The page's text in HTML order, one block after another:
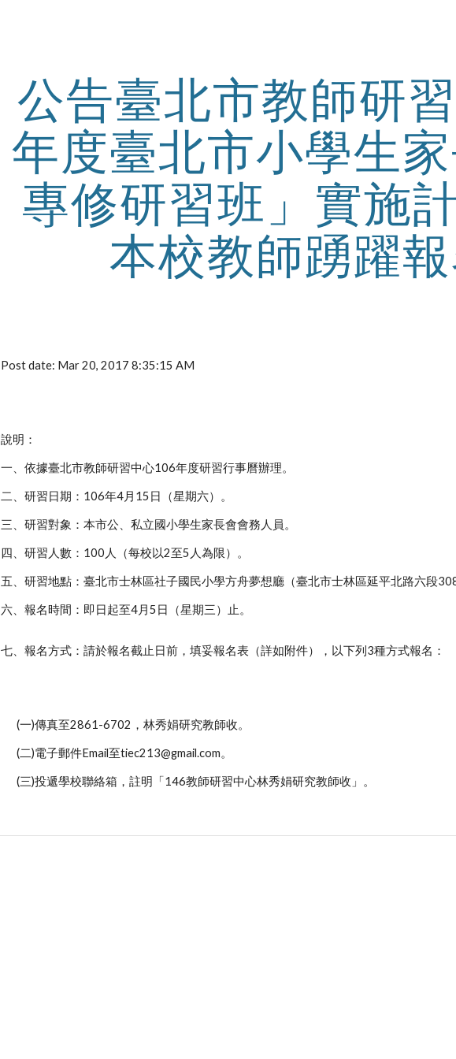
公告臺北市教師研
年度臺北市小學生
專修研習班」實施
本校教師踴躍
Post date: Mar 20, 2017 8:35:15 AM
說明：
一、依據臺北市教師研習中心106年度研習行事曆辦理。
二、研習日期：106年4月15日（星期六）。
三、研習對象：本市公、私立國小學生家長會會務人員。
四、研習人數：100人（每校以2至5人為限）。
五、研習地點：臺北市士林區社子國民小學方舟夢想廳（臺北市士林區延平北路六段
六、報名時間：即日起至4月5日（星期三）止。
七、報名方式：請於報名截止日前，填妥報名表（詳如附件），以下列3種方式報名：
(一)傳真至2861-6702，林秀娟研究教師收。
(二)電子郵件Email至tiec213@gmail.com。
(三)投遞學校聯絡箱，註明「146教師研習中心林秀娟研究教師收」。